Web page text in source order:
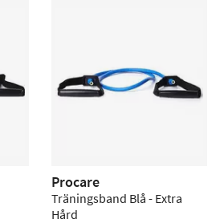
Procare
Träningsband Blå - Extra
Hård